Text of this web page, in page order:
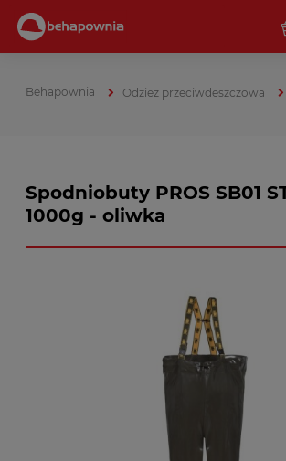
Odzież przeciwdeszczowa
Spodniobuty PROS SB01
1000g - oliwka